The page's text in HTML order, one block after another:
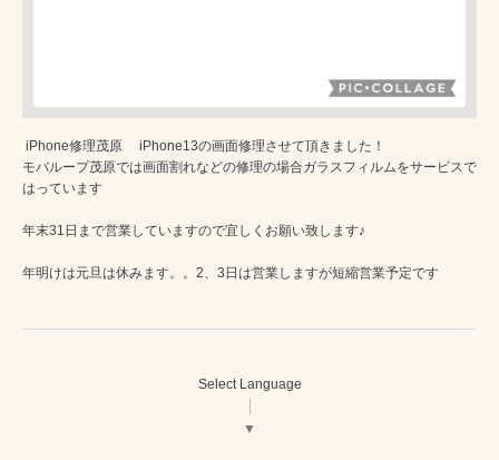
iPhone修理茂原 iPhone13の画面修理させて頂きました！
モバループ茂原では画面割れなどの修理の場合ガラスフィルムをサービスで
はっています
年末31日まで営業していますので宜しくお願い致します♪
年明けは元旦は休みます。。2、3日は営業しますが短縮営業予定です
Select Language
▼